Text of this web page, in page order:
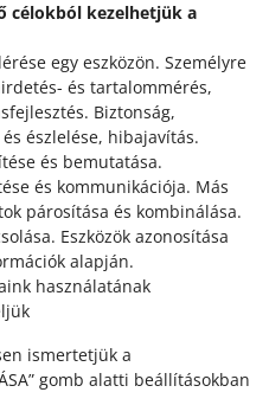
célokból kezelhetjük a
egy eszközön. Személyre
és tartalommérés,
. Biztonság,
észlelése, hibajavítás.
és bemutatása.
és kommunikációja. Más
párosítása és kombinálása.
. Eszközök azonosítása
alapján.
használatának
ismertetjük a
gomb alatti beállításokban
9 10